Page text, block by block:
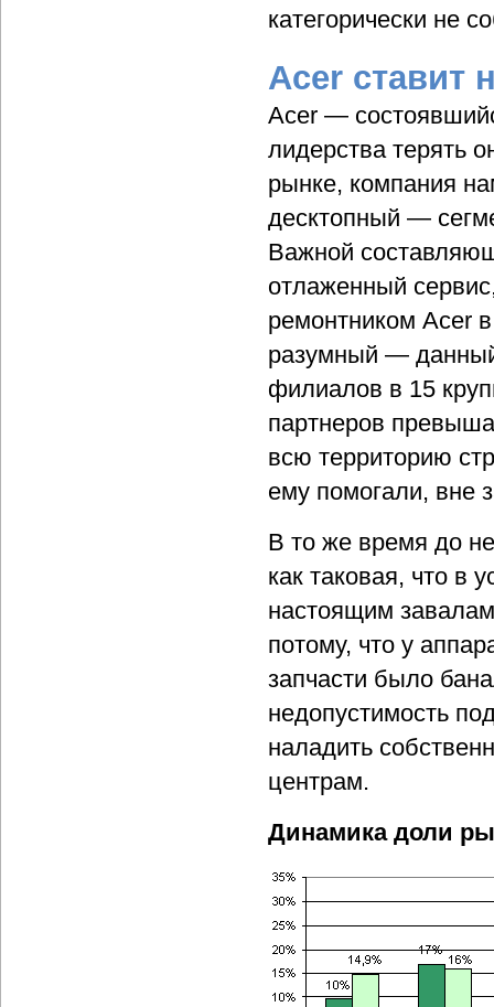
категорически не
Acer ставит
Acer —
лидерства терять
рынке, компания
десктопный —
Важной
отлаженный
ремонтником Acer
разумный —
филиалов в 15
партнеров
всю территорию
ему помогали, вне
В то же время до
как таковая, что в
настоящим
потому, что у
запчасти было
недопустимость
наладить
центрам.
Динамика доли